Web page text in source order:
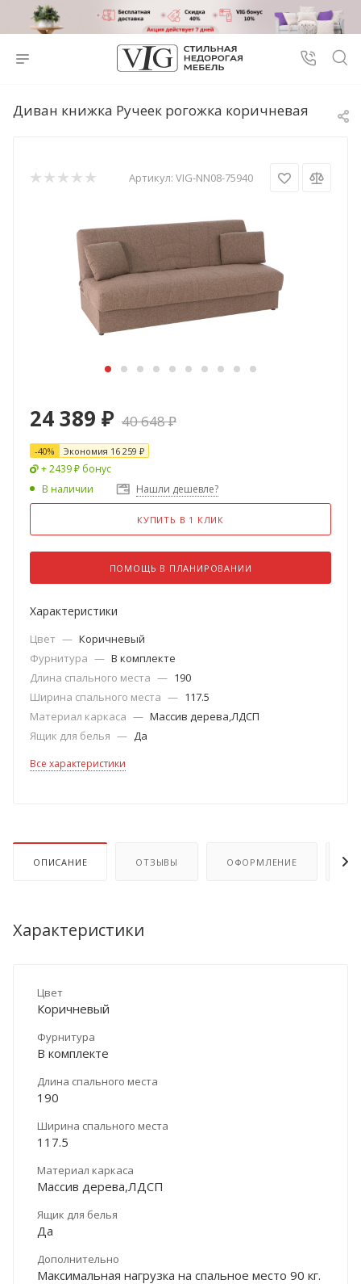
Диван книжка Ручеек рогожка коричневая
Артикул: VIG-NN08-75940
24 389 ₽ 40 648₽
-40% Экономия 16 259 ₽
+ 2439 ₽ бонус
В наличии
Нашли дешевле?
КУПИТЬ В 1 КЛИК
ПОМОЩЬ В ПЛАНИРОВАНИИ
Характеристики
Цвет — Коричневый
Фурнитура — В комплекте
Длина спального места — 190
Ширина спального места — 117.5
Материал каркаса — Массив дерева,ЛДСП
Ящик для белья — Да
Все характеристики
ОПИСАНИЕ ОТЗЫВЫ ОФОРМЛЕНИЕ
Характеристики
Цвет
Коричневый
Фурнитура
В комплекте
Длина спального места
190
Ширина спального места
117.5
Материал каркаса
Массив дерева,ЛДСП
Ящик для белья
Да
Дополнительно
Максимальная нагрузка на спальное место 90 кг.